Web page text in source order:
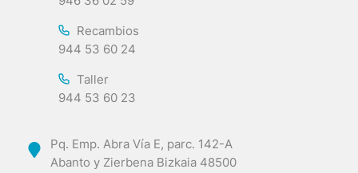
Recambios
944 53 60 24
Taller
944 53 60 23
Pq. Emp. Abra Vía E, parc. 142-A
Abanto y Zierbena Bizkaia 48500